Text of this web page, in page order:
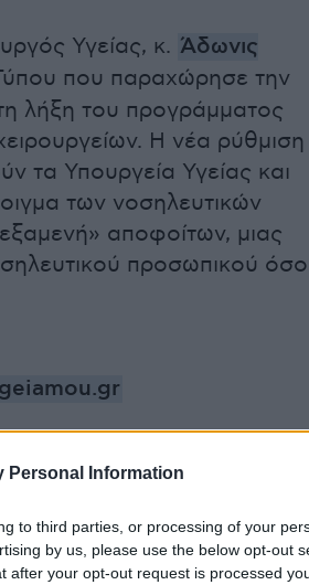
Personal Information
to third parties, or processing of your
by us, please use the below opt-out
after your opt-out request is processed
Υγείας, κ. Άδωνις
που παραχώρησε την
λήξη του προγράμματος
Η νέα ρύθμιση
τα Υπουργεία Υγείας και
των νοσηλευτικών
αποφοίτων, μιας
προσωπικού όσο